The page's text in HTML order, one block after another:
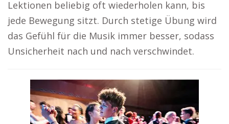
Lektionen beliebig oft wiederholen kann, bis
jede Bewegung sitzt. Durch stetige Übung wird
das Gefühl für die Musik immer besser, sodass
Unsicherheit nach und nach verschwindet.